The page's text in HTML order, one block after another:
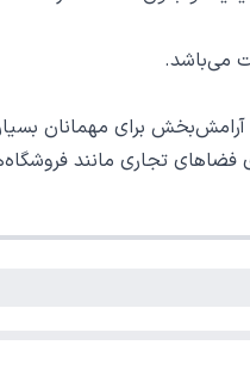
برای مهمانان
فضاهای تجاری مانند